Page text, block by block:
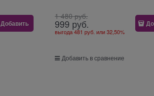
Добавить
1 480 руб.
999 руб.
выгода481 руб. или32,50%
Добавить в сравнение